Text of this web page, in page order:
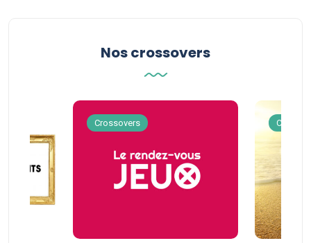
Nos crossovers
Crossovers